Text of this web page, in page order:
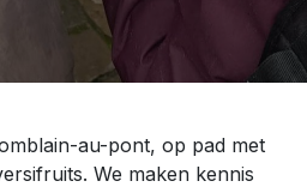
au-pont, op pad met
We maken kennis